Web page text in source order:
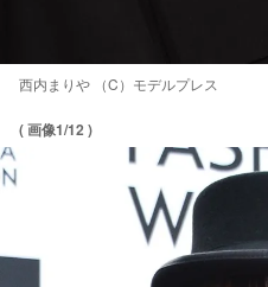
西内まりや （C）モデルプレス
( 画像1/12 )